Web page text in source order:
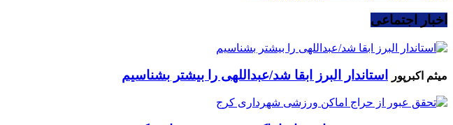
اخبار اجتماعی
میثم اکبرپور استاندار البرز ابقا شد/عبداللهی را بیشتر بشناسیم